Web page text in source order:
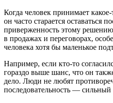
Когда человек принимает
он часто старается оставаться
приверженность этому
в продажах и переговорах,
человека хотя бы маленькое
Например, если кто-то
гораздо выше шанс, что он
дело. Люди не любят
последовательность — сильный